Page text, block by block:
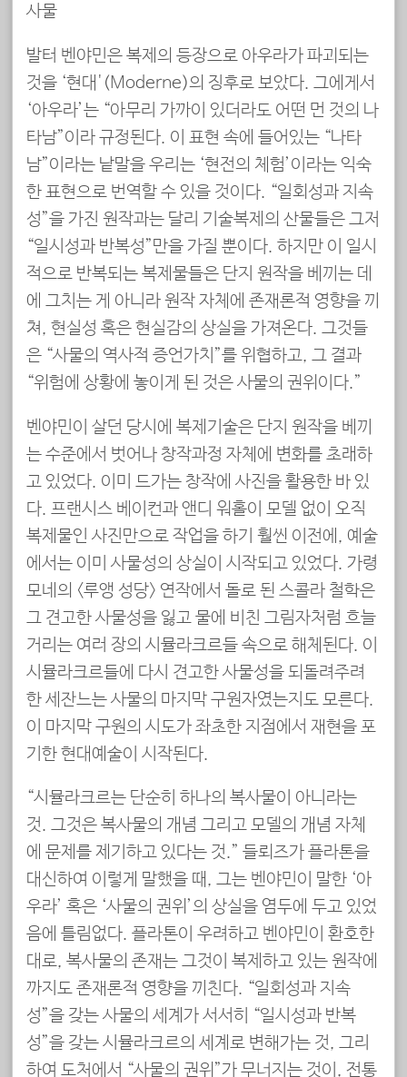
사물
발터 벤야민은 복제의 등장으로 아우라가 파괴되는
것을 ‘현대'(Moderne)의 징후로 보았다. 그에게서
‘아우라’는 “아무리 가까이 있더라도 어떤 먼 것의 나
타남”이라 규정된다. 이 표현 속에 들어있는 “나타
남”이라는 낱말을 우리는 ‘현전의 체험’이라는 익숙
한 표현으로 번역할 수 있을 것이다. “일회성과 지속
성”을 가진 원작과는 달리 기술복제의 산물들은 그저
“일시성과 반복성”만을 가질 뿐이다. 하지만 이 일시
적으로 반복되는 복제물들은 단지 원작을 베끼는 데
에 그치는 게 아니라 원작 자체에 존재론적 영향을 끼
쳐, 현실성 혹은 현실감의 상실을 가져온다. 그것들
은 “사물의 역사적 증언가치”를 위협하고, 그 결과
“위험에 상황에 놓이게 된 것은 사물의 권위이다.”
벤야민이 살던 당시에 복제기술은 단지 원작을 베끼
는 수준에서 벗어나 창작과정 자체에 변화를 초래하
고 있었다. 이미 드가는 창작에 사진을 활용한 바 있
다. 프랜시스 베이컨과 앤디 워홀이 모델 없이 오직
복제물인 사진만으로 작업을 하기 훨씬 이전에, 예술
에서는 이미 사물성의 상실이 시작되고 있었다. 가령
모네의 <루앵 성당> 연작에서 돌로 된 스콜라 철학은
그 견고한 사물성을 잃고 물에 비친 그림자처럼 흐늘
거리는 여러 장의 시뮬라크르들 속으로 해체된다. 이
시뮬라크르들에 다시 견고한 사물성을 되돌려주려
한 세잔느는 사물의 마지막 구원자였는지도 모른다.
이 마지막 구원의 시도가 좌초한 지점에서 재현을 포
기한 현대예술이 시작된다.
“시뮬라크르는 단순히 하나의 복사물이 아니라는
것. 그것은 복사물의 개념 그리고 모델의 개념 자체
에 문제를 제기하고 있다는 것.” 들뢰즈가 플라톤을
대신하여 이렇게 말했을 때, 그는 벤야민이 말한 ‘아
우라’ 혹은 ‘사물의 권위’의 상실을 염두에 두고 있었
음에 틀림없다. 플라톤이 우려하고 벤야민이 환호한
대로, 복사물의 존재는 그것이 복제하고 있는 원작에
까지도 존재론적 영향을 끼친다. “일회성과 지속
성”을 갖는 사물의 세계가 서서히 “일시성과 반복
성”을 갖는 시뮬라크르의 세계로 변해가는 것, 그리
하여 도처에서 “사물의 권위”가 무너지는 것이, 전통